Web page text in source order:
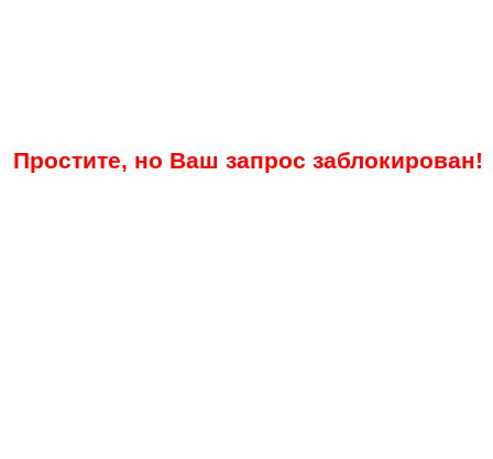
Простите, но Ваш запрос заблокирован!